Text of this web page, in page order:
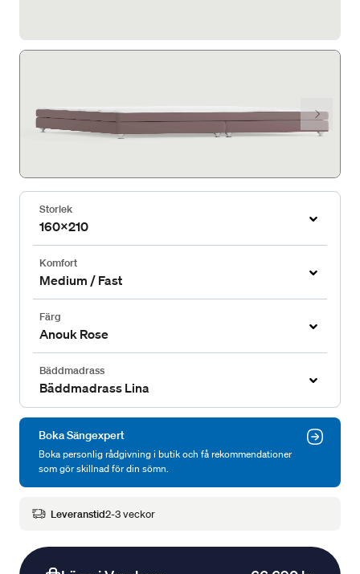
Storlek
160x210
Komfort
Medium / Fast
Färg
Anouk Rose
Bäddmadrass
Bäddmadrass Lina
Boka Sängexpert
Boka personlig rådgivning i butik och få rekommendationer
som gör skillnad för din sömn.
Leveranstid2-3 veckor